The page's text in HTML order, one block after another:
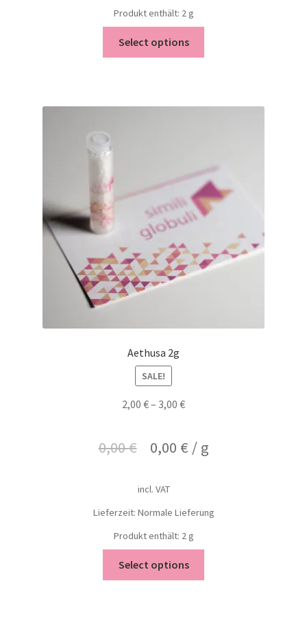
Produkt enthält: 2g
Select options
Aethusa 2g
SALE!
2,00 €– 3,00 €
0,00€ 0,00 € / g
incl. VAT
Lieferzeit: Normale Lieferung
Produkt enthält: 2g
Select options